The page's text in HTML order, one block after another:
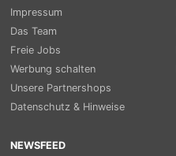
Impressum
Das Team
Freie Jobs
Werbung schalten
Unsere Partnershops
Datenschutz & Hinweise
NEWSFEED